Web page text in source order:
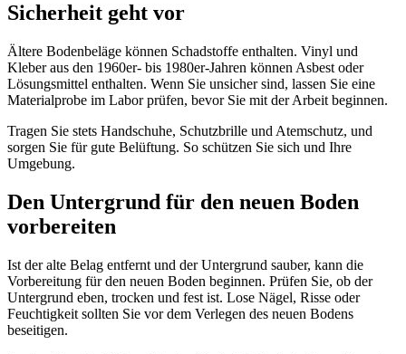
Sicherheit geht vor
Ältere Bodenbeläge können Schadstoffe enthalten. Vinyl und
Kleber aus den 1960er- bis 1980er-Jahren können Asbest oder
Lösungsmittel enthalten. Wenn Sie unsicher sind, lassen Sie eine
Materialprobe im Labor prüfen, bevor Sie mit der Arbeit beginnen.
Tragen Sie stets Handschuhe, Schutzbrille und Atemschutz, und
sorgen Sie für gute Belüftung. So schützen Sie sich und Ihre
Umgebung.
Den Untergrund für den neuen Boden
vorbereiten
Ist der alte Belag entfernt und der Untergrund sauber, kann die
Vorbereitung für den neuen Boden beginnen. Prüfen Sie, ob der
Untergrund eben, trocken und fest ist. Lose Nägel, Risse oder
Feuchtigkeit sollten Sie vor dem Verlegen des neuen Bodens
beseitigen.